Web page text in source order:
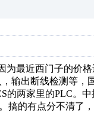
为最近西门子的价
输出断线检测等
的两家里的PLC。
搞的有点分不清了